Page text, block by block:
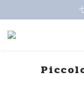
指定商